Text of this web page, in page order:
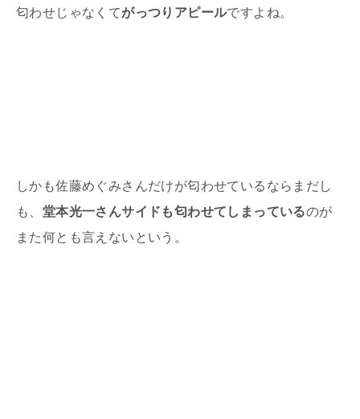
匂わせじゃなくてがっつりアピールですよね。
しかも佐藤めぐみさんだけが匂わせているならまだし
も、 堂本光一さんサイドも匂わせてしまっているのが
また何とも言えないという。